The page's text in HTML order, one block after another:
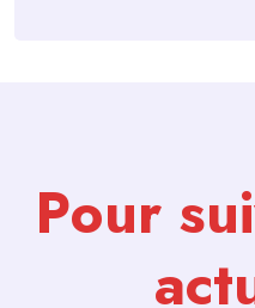
Pour